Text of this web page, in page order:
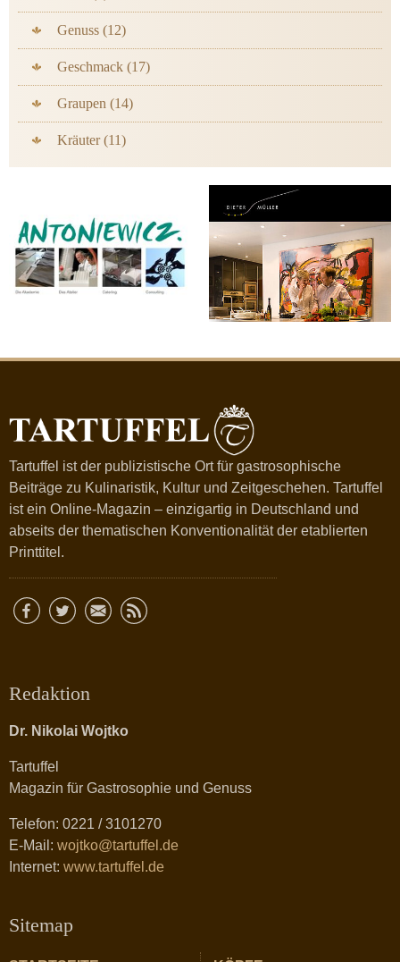
Genuss (12)
Geschmack (17)
Graupen (14)
Kräuter (11)
Tartuffel ist der publizistische Ort für gastrosophische
Beiträge zu Kulinaristik, Kultur und Zeitgeschehen. Tartuffel
ist ein Online-Magazin – einzigartig in Deutschland und
abseits der thematischen Konventionalität der etablierten
Printtitel.
Redaktion
Dr. Nikolai Wojtko
Tartuffel
Magazin für Gastrosophie und Genuss
Telefon: 0221 / 3101270
E-Mail: wojtko@tartuffel.de
Internet: www.tartuffel.de
Sitemap